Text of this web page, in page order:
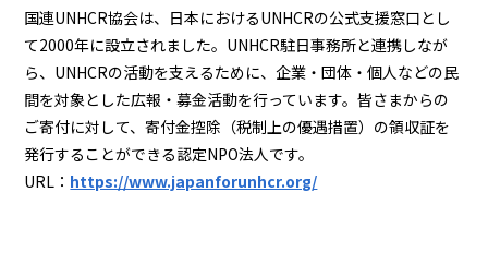
国連UNHCR協会は、日本におけるUNHCRの公式支援窓口とし
て2000年に設立されました。UNHCR駐日事務所と連携しなが
ら、UNHCRの活動を支えるために、企業・団体・個人などの民
間を対象とした広報・募金活動を行っています。皆さまからの
ご寄付に対して、寄付金控除（税制上の優遇措置）の領収証を
発行することができる認定NPO法人です。
URL： https://www.japanforunhcr.org/